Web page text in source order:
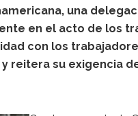
una
en el acto de los
con los
reitera su exigencia